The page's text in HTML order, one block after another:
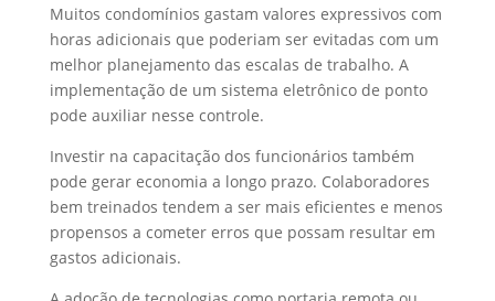
Muitos condomínios gastam valores expressivos com
horas adicionais que poderiam ser evitadas com um
melhor planejamento das escalas de trabalho. A
implementação de um sistema eletrônico de ponto
pode auxiliar nesse controle.
Investir na capacitação dos funcionários também
pode gerar economia a longo prazo. Colaboradores
bem treinados tendem a ser mais eficientes e menos
propensos a cometer erros que possam resultar em
gastos adicionais.